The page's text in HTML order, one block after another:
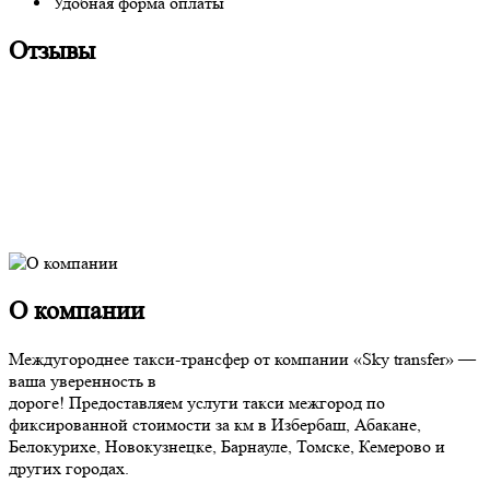
Отзывы
О компании
Междугороднее такси-трансфер от компании «Sky transfer» —
ваша уверенность в
дороге! Предоставляем услуги такси межгород по
фиксированной стоимости за км в Избербаш, Абакане,
Белокурихе, Новокузнецке, Барнауле, Томске, Кемерово и
других городах.